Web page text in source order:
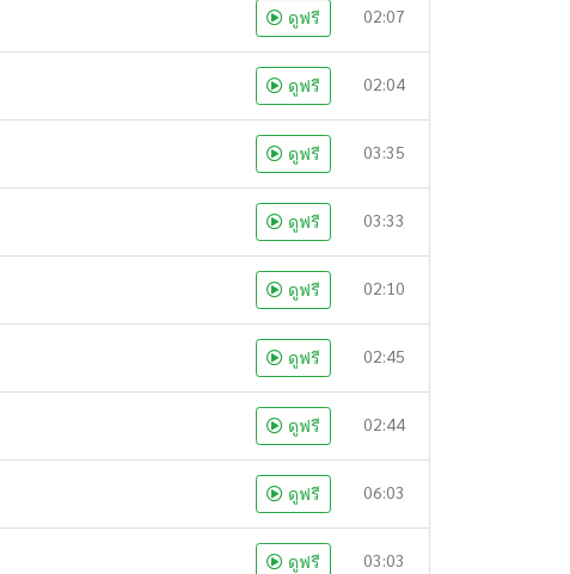
ดูฟรี 02:07
ดูฟรี 02:04
ดูฟรี 03:35
ดูฟรี 03:33
ดูฟรี 02:10
ดูฟรี 02:45
ดูฟรี 02:44
ดูฟรี 06:03
ดูฟรี 03:03